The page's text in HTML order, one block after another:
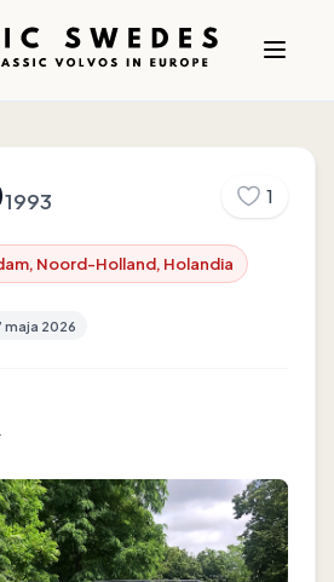
1993 1
Noord-Holland, Holandia
maja 2026